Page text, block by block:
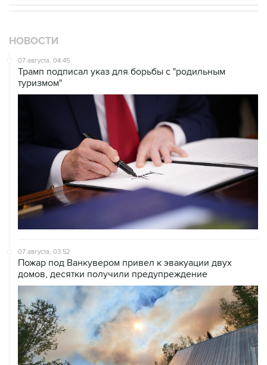
НОВОСТИ
07 августа, 04:45
Трамп подписал указ для борьбы с "родильным
туризмом"
07 августа, 03:52
Пожар под Ванкувером привел к эвакуации двух
домов, десятки получили предупреждение